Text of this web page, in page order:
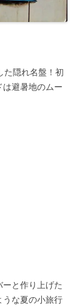
た隠れ名盤！初
避暑地のムー
と作り上げた
うな夏の小旅行